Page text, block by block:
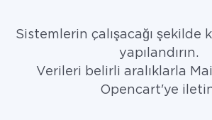
Sistemlerin çalışacağı şekilde
yapılandırın.
Verileri belirli aralıklarla
Opencart'ye